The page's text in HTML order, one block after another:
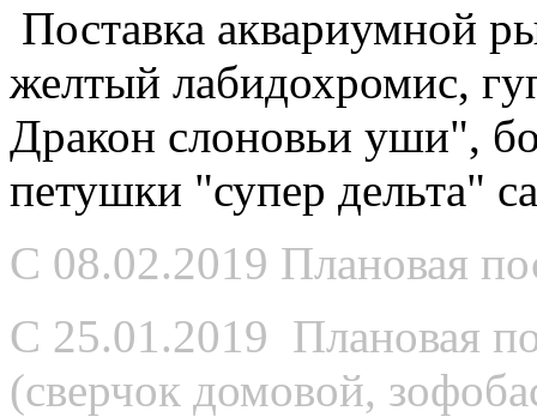
Поставка аквариумной
желтый лабидохромис,
Дракон слоновьи уши",
петушки "супер дельта"
С 08.02.2019 Плановая
С 25.01.2019 Плановая
(сверчок домовой,